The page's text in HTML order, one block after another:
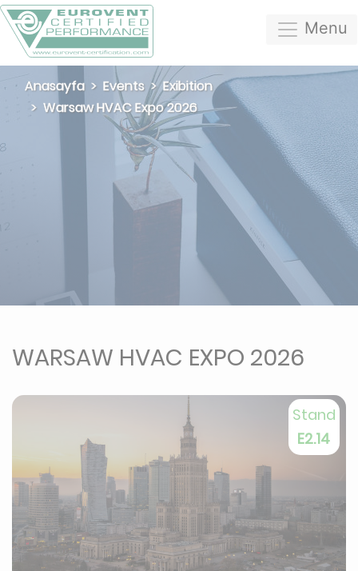
Menu
Anasayfa Events
Exibition
Warsaw HVAC Expo 2026
WARSAW HVAC EXPO 2026
Stand
E2.14